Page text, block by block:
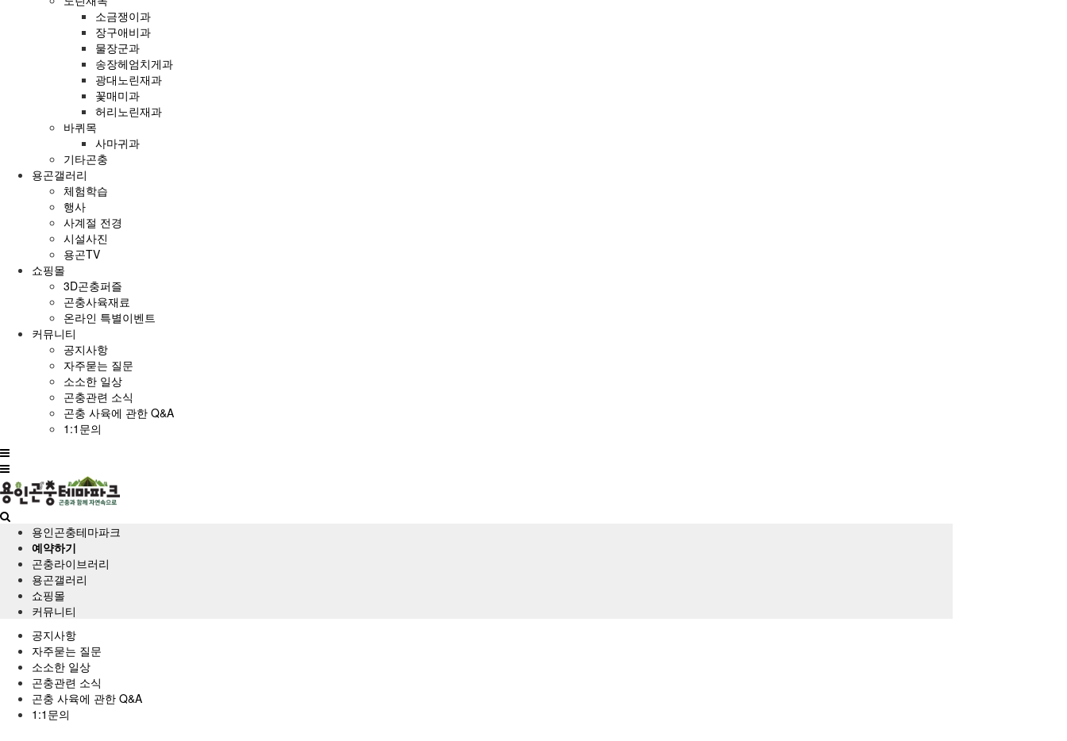
소금쟁이과
장구애비과
물장군과
송장헤엄치게과
광대노린재과
꽃매미과
허리노린재과
바퀴목
사마귀과
기타곤충
용곤갤러리
체험학습
행사
사계절 전경
시설사진
용곤TV
쇼핑몰
3D곤충퍼즐
곤충사육재료
온라인 특별이벤트
커뮤니티
공지사항
자주묻는 질문
소소한 일상
곤충관련 소식
곤충 사육에 관한 Q&A
1:1문의
전
체
메
뉴
용인곤충테마파크
예약하기
곤충라이브러리
용곤갤러리
쇼핑몰
커뮤니티
공지사항
자주묻는 질문
소소한 일상
곤충관련 소식
곤충 사육에 관한 Q&A
1:1문의